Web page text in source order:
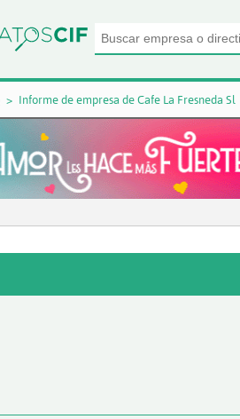
Informe de empresa de Cafe La Fresneda Sl